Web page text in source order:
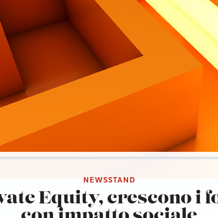
NEWSSTAND
Equity, crescono i